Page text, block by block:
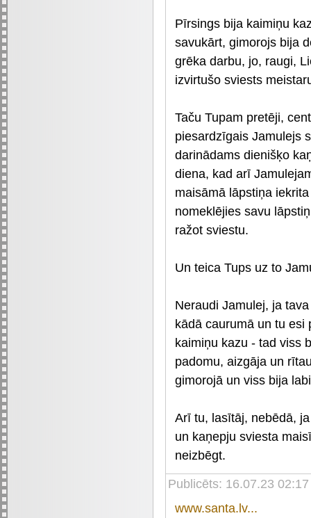
Pīrsings bija kaimiņu
savukārt, gimorojs bija
grēka darbu, jo, raugi,
izvirtušo sviests
Taču Tupam pretēji,
piesardzīgais Jamulejs
darinādams dienišķo
diena, kad arī
maisāmā lāpstiņa
nomeklējies savu
ražot sviestu.
Un teica Tups uz to
Neraudi Jamulej, ja
kādā caurumā un tu esi
kaimiņu kazu - tad viss
padomu, aizgāja un
gimorojā un viss bija
Arī tu, lasītāj, nebēdā,
un kaņepju sviesta
neizbēgt.
Publicēts: 16.07.23
www.santa.lv...